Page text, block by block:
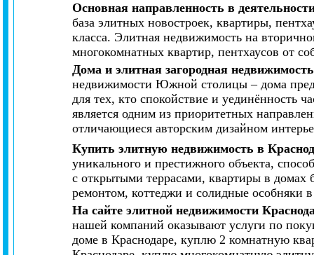
Основная направленность в
база элитных новостроек, квартиры,
класса. Элитная недвижимость на
многокомнатных квартир, пентхаусов от
Дома и элитная загородная
недвижимости Южной столицы – дома
для тех, кто спокойствие и уединённость
является одним из приоритетных
отличающиеся авторским дизайном
Купить элитную недвижимость в
уникального и престижного объекта,
с открытыми террасами, квартиры в домах
ремонтом, коттеджи и солидные особняки
На сайте элитной недвижимости
нашей компаний оказывают услуги по
доме в Краснодаре, куплю 2 комнатную